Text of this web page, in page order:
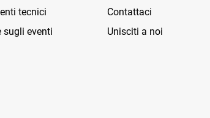
tecnici
sugli eventi
Contattaci
Unisciti a noi